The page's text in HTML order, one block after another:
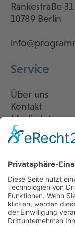
Rankestraße 31
10789 Berlin
Service
Über uns
Kontakt
Mediadaten
Newsletter
LogIn
Legal
Impressum
Cookie-